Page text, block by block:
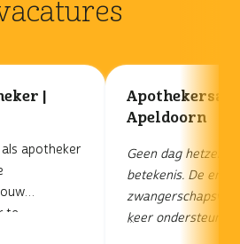
|
apotheker
te
Apeldoorn
Geen dag
betekenis. De ene
keer ondersteun je
...